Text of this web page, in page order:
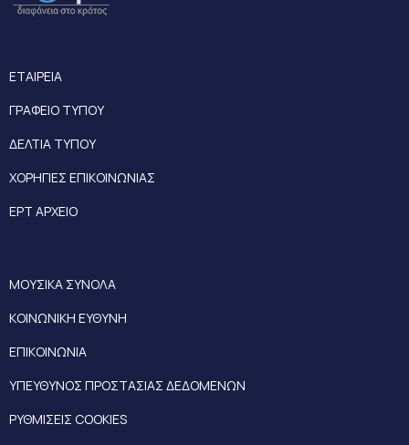
ΕΤΑΙΡΕΙΑ
ΓΡΑΦΕΙΟ ΤΥΠΟΥ
ΔΕΛΤΙΑ ΤΥΠΟΥ
ΧΟΡΗΓΙΕΣ ΕΠΙΚΟΙΝΩΝΙΑΣ
ΕΡΤ ΑΡΧΕΙΟ
ΜΟΥΣΙΚΑ ΣΥΝΟΛΑ
ΚΟΙΝΩΝΙΚΗ ΕΥΘΥΝΗ
ΕΠΙΚΟΙΝΩΝΙΑ
ΥΠΕΥΘΥΝΟΣ ΠΡΟΣΤΑΣΙΑΣ ΔΕΔΟΜΕΝΩΝ
ΡΥΘΜΙΣΕΙΣ COOKIES